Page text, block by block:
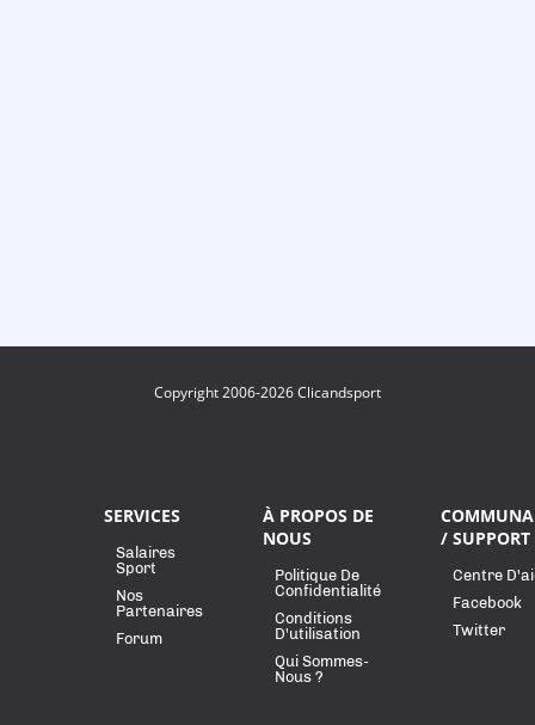
Copyright 2006-2026 Clicandsport
SERVICES
Salaires
Sport
Nos
Partenaires
Forum
À PROPOS DE
NOUS
Politique De
Confidentialité
Conditions
D'utilisation
Qui Sommes-
Nous ?
/ SUPPORT
Centre
Facebook
Twitter